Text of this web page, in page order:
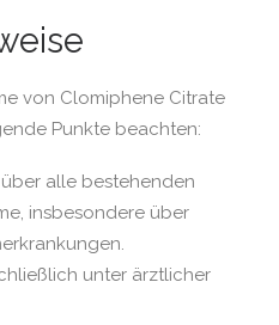
von Clomiphene Citrate
Punkte beachten:
alle bestehenden
insbesondere über
unter ärztlicher